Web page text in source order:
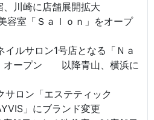
川崎に店舗展開拡大
室「Ｓａｌｏｎ」をオープ
ルサロン1号店となる「Ｎａ
オープン 以降青山、横浜に
ロン「エステティック
」にブランド変更